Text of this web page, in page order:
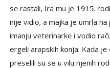
se rastali, Ira mu je 1915.
nije vidio, a majka je umrla
imanju veterinarke i vodio
ergeli arapskih konja. Kada
preselili su se u vilu njenih